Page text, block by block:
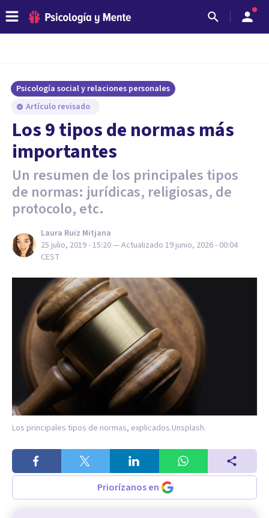
Psicología social y relaciones personales
Artículo revisado
Los 9 tipos de normas más
importantes
Un resumen de los principales tipos
de normas: jurídicas, religiosas, de
protocolo, etc.
Laura Ruiz Mitjana
25 julio, 2019 - 15:20— Actualizado 19 junio, 2026 - 00:04
CEST
Los principales tipos de normas, explicados.Unsplash.
Priorízanos en